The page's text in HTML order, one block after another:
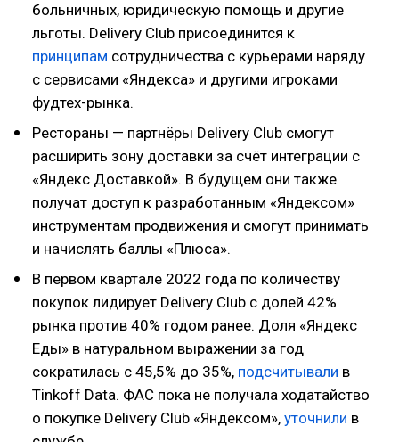
больничных, юридическую помощь и другие
льготы. Delivery Club присоединится к
принципам сотрудничества с курьерами наряду
с сервисами «Яндекса» и другими игроками
фудтех-рынка.
Рестораны — партнёры Delivery Club смогут
расширить зону доставки за счёт интеграции с
«Яндекс Доставкой». В будущем они также
получат доступ к разработанным «Яндексом»
инструментам продвижения и смогут принимать
и начислять баллы «Плюса».
В первом квартале 2022 года по количеству
покупок лидирует Delivery Club с долей 42%
рынка против 40% годом ранее. Доля «Яндекс
Еды» в натуральном выражении за год
сократилась с 45,5% до 35%, подсчитывали в
Tinkoff Data. ФАС пока не получала ходатайство
о покупке Delivery Club «Яндексом», уточнили в